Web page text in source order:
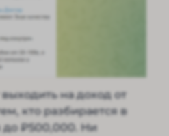
на доход от
кто разбирается в
₽500,000. Ни